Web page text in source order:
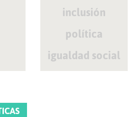
inclusión
política
igualdad social